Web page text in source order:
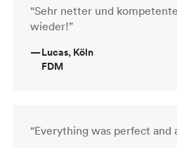
“Sehr netter und
wieder!”
—Lucas, Köln
FDM
“Everything was perfect and